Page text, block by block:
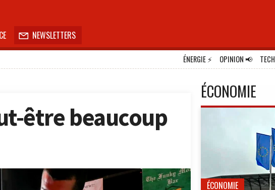
 NEWSLETTERS
ÉNERGIE⚡ OPINION📢 TECH
être beaucoup
ÉCONOMIE
ÉCONOMIE